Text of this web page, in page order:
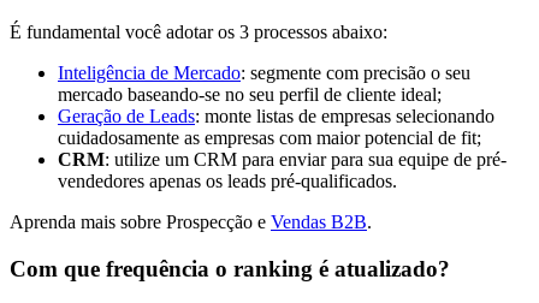
É fundamental você adotar os 3 processos abaixo:
Inteligência de Mercado: segmente com precisão o seu
mercado baseando-se no seu perfil de cliente ideal;
Geração de Leads: monte listas de empresas selecionando
cuidadosamente as empresas com maior potencial de fit;
CRM: utilize um CRM para enviar para sua equipe de pré-
vendedores apenas os leads pré-qualificados.
Aprenda mais sobre Prospecção e Vendas B2B.
Com que frequência o ranking é atualizado?